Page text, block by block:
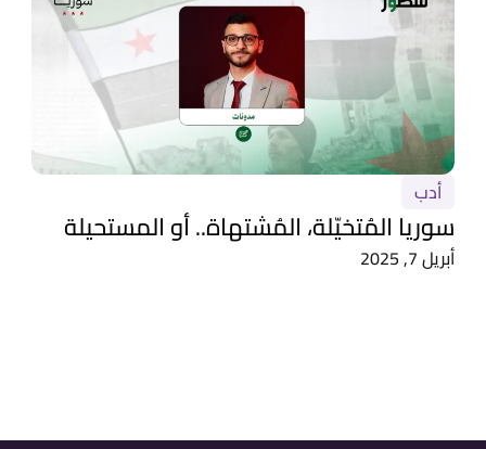
أدب
سوريا المُتخيّلة، المُشتهاة.. أو المستحيلة
أبريل 7, 2025